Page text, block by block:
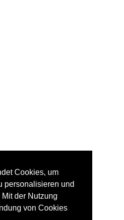
Cookies, um
personalisieren und
der Nutzung
von Cookies